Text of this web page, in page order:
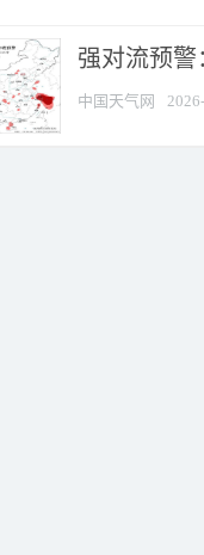
强对流预警
中国天气网